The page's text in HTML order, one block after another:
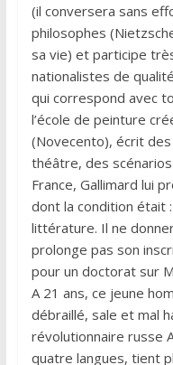
(il conversera sans
philosophes
sa vie) et participe
nationalistes de
qui correspond avec
l’école de peinture
(Novecento), écrit
théâtre, des
France, Gallimard lui
dont la condition était
littérature. Il ne
prolonge pas son
pour un doctorat sur
A 21 ans, ce jeune
débraillé, sale et mal
révolutionnaire russe
quatre langues, tient